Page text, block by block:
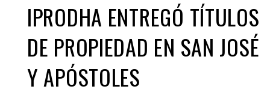
IPRODHA ENTREGÓ TÍTULOS
DE PROPIEDAD EN SAN JOSÉ
Y APÓSTOLES